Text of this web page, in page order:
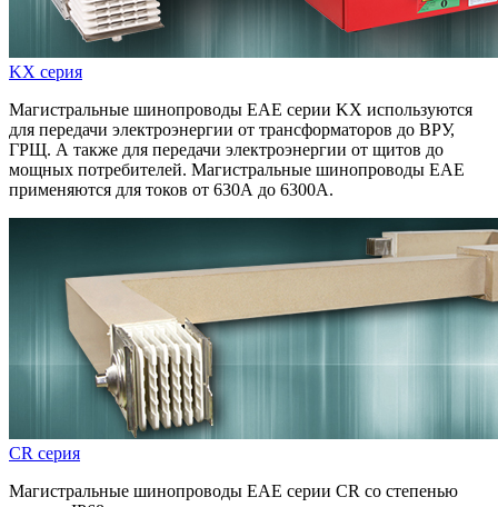
KX серия
Магистральные шинопроводы ЕАЕ серии KX используются
для передачи электроэнергии от трансформаторов до ВРУ,
ГРЩ. А также для передачи электроэнергии от щитов до
мощных потребителей. Магистральные шинопроводы ЕАЕ
применяются для токов от 630А до 6300А.
CR серия
Магистральные шинопроводы ЕАЕ серии CR со степенью